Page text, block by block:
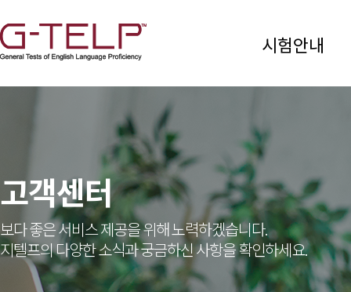
시험안내
고객센터
보다 좋은 서비스 제공을 위해 노력하겠습니다.
지텔프의 다양한 소식과 궁금하신 사항을 확인하세요.